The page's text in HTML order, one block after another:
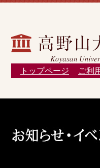
トップページ ご利